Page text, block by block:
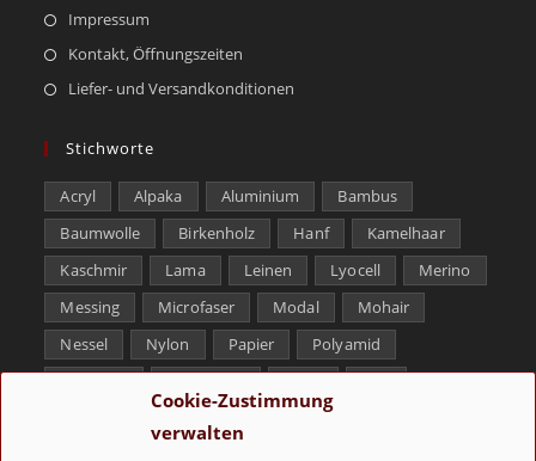
Cookie-Zustimmung
verwalten
Impressum
Kontakt, Öffnungszeiten
Liefer- und Versandkonditionen
Stichworte
Acryl Alpaka Aluminium
Bambus
Baumwolle
Birkenholz Hanf
Kamelhaar
Kaschmir
Lama Leinen Lyocell
Merino
Messing
Microfaser Modal
Mohair
Nessel
Nylon Papier
Polyamid